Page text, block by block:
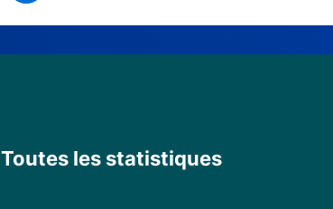
Toutes les statistiques